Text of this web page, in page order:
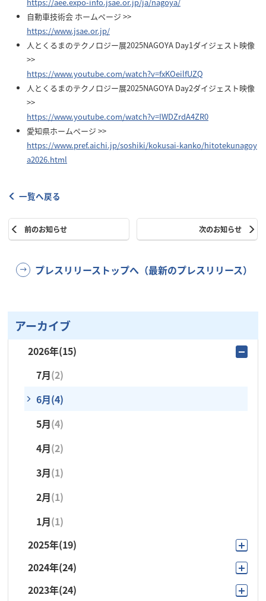
自動車技術会 ホームページ >>
https://www.jsae.or.jp/
人とくるまのテクノロジー展2025NAGOYA Day1ダイジェスト映像
>>
https://www.youtube.com/watch?v=fxKOeilfUZQ
人とくるまのテクノロジー展2025NAGOYA Day2ダイジェスト映像
>>
https://www.youtube.com/watch?v=IWDZrdA4ZR0
愛知県ホームページ >>
https://www.pref.aichi.jp/soshiki/kokusai-kanko/hitotekunagoy
a2026.html
一覧へ戻る
前のお知らせ 次のお知らせ
プレスリリーストップへ（最新のプレスリリース）
アーカイブ
2026年(15)
7月(2)
6月(4)
5月(4)
4月(2)
3月(1)
2月(1)
1月(1)
2025年(19)
11月(3)
10月(2)
2024年(24)
12月(1)
2023年(24)